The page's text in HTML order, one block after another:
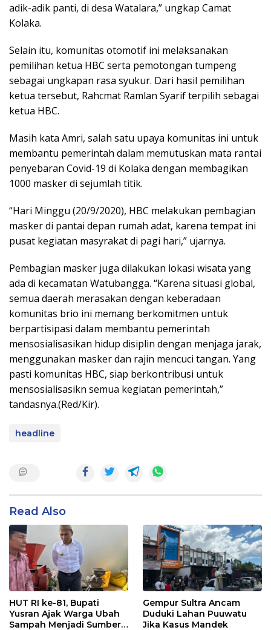
adik-adik panti, di desa Watalara,” ungkap Camat
Kolaka.
Selain itu, komunitas otomotif ini melaksanakan
pemilihan ketua HBC serta pemotongan tumpeng
sebagai ungkapan rasa syukur. Dari hasil pemilihan
ketua tersebut, Rahcmat Ramlan Syarif terpilih sebagai
ketua HBC.
Masih kata Amri, salah satu upaya komunitas ini untuk
membantu pemerintah dalam memutuskan mata rantai
penyebaran Covid-19 di Kolaka dengan membagikan
1000 masker di sejumlah titik.
“Hari Minggu (20/9/2020), HBC melakukan pembagian
masker di pantai depan rumah adat, karena tempat ini
pusat kegiatan masyrakat di pagi hari,” ujarnya.
Pembagian masker juga dilakukan lokasi wisata yang
ada di kecamatan Watubangga. “Karena situasi global,
semua daerah merasakan dengan keberadaan
komunitas brio ini memang berkomitmen untuk
berpartisipasi dalam membantu pemerintah
mensosialisasikan hidup disiplin dengan menjaga jarak,
menggunakan masker dan rajin mencuci tangan. Yang
pasti komunitas HBC, siap berkontribusi untuk
mensosialisasikn semua kegiatan pemerintah,”
tandasnya.(Red/Kir).
headline
Read Also
HUT RI ke-81, Bupati
Yusran Ajak Warga Ubah
Sampah Menjadi Sumber
Gempur Sultra Ancam
Duduki Lahan Puuwatu
Jika Kasus Mandek